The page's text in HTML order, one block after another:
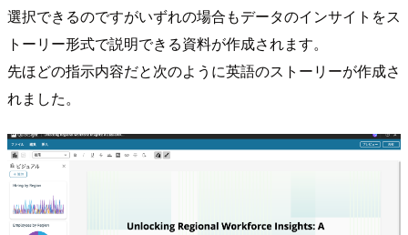
選択できるのですがいずれの場合もデータのインサイトをス
トーリー形式で説明できる資料が作成されます。
先ほどの指示内容だと次のように英語のストーリーが作成さ
れました。